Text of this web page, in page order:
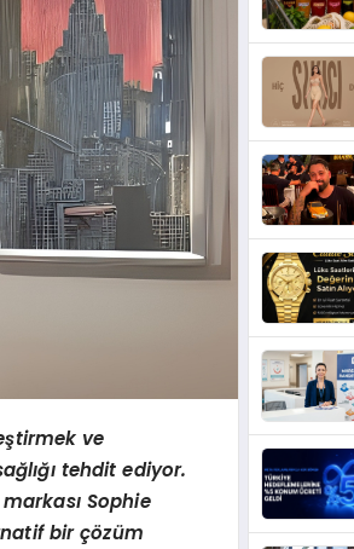
ve
tehdit ediyor.
Sophie
bir çözüm